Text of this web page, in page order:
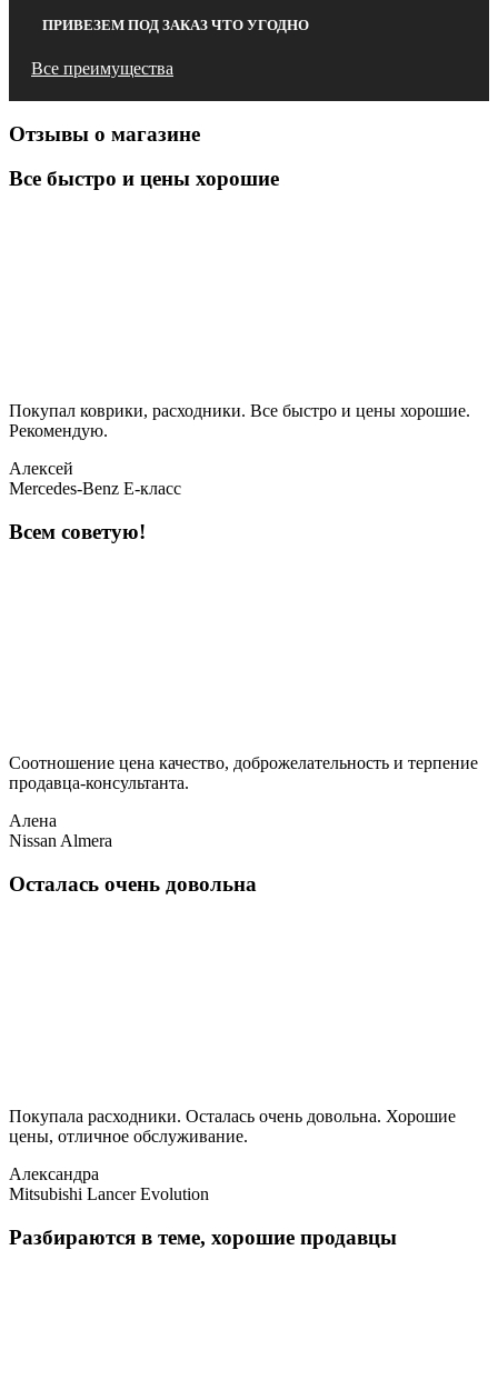
ПРИВЕЗЕМ ПОД ЗАКАЗ ЧТО УГОДНО
Все преимущества
Отзывы о магазине
Все быстро и цены хорошие
Покупал коврики, расходники. Все быстро и цены хорошие.
Рекомендую.
Алексей
Mercedes-Benz E-класс
Всем советую!
Соотношение цена качество, доброжелательность и терпение
продавца-консультанта.
Алена
Nissan Almera
Осталась очень довольна
Покупала расходники. Осталась очень довольна. Хорошие
цены, отличное обслуживание.
Александра
Mitsubishi Lancer Evolution
Разбираются в теме, хорошие продавцы